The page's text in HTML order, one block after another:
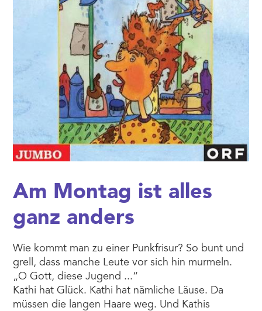
Am Montag ist alles
ganz anders
Wie kommt man zu einer Punkfrisur? So bunt und
grell, dass manche Leute vor sich hin murmeln.
„O Gott, diese Jugend ...“
Kathi hat Glück. Kathi hat nämliche Läuse. Da
müssen die langen Haare weg. Und Kathis